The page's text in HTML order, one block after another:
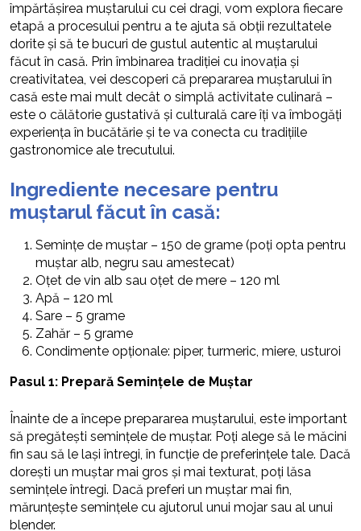
împărtășirea muștarului cu cei dragi, vom explora fiecare
etapă a procesului pentru a te ajuta să obții rezultatele
dorite și să te bucuri de gustul autentic al muștarului
făcut în casă. Prin îmbinarea tradiției cu inovația și
creativitatea, vei descoperi că prepararea muștarului în
casă este mai mult decât o simplă activitate culinară –
este o călătorie gustativă și culturală care îți va îmbogăți
experiența în bucătărie și te va conecta cu tradițiile
gastronomice ale trecutului.
Ingrediente necesare pentru
muștarul făcut în casă:
Semințe de muștar – 150 de grame (poți opta pentru
muștar alb, negru sau amestecat)
Oțet de vin alb sau oțet de mere – 120 ml
Apă – 120 ml
Sare – 5 grame
Zahăr – 5 grame
Condimente opționale: piper, turmeric, miere, usturoi
Pasul 1: Prepară Semințele de Muștar
Înainte de a începe prepararea muștarului, este important
să pregătești semințele de muștar. Poți alege să le măcini
fin sau să le lași întregi, în funcție de preferințele tale. Dacă
dorești un muștar mai gros și mai texturat, poți lăsa
semințele întregi. Dacă preferi un muștar mai fin,
mărunțește semințele cu ajutorul unui mojar sau al unui
blender.